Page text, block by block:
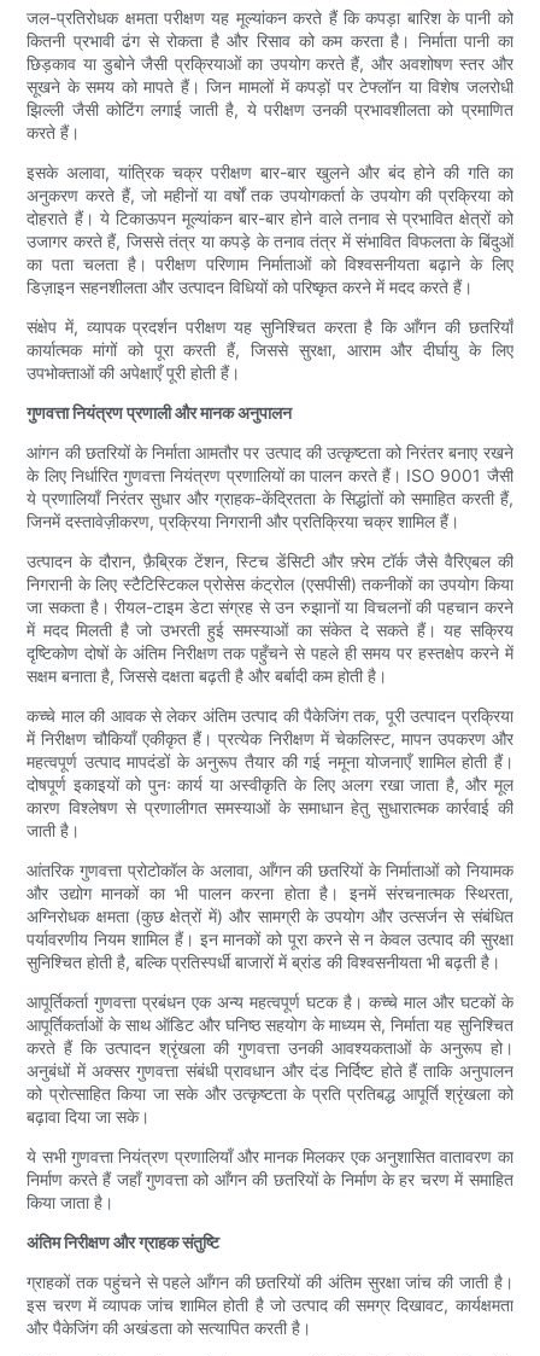
जल-प्रतिरोधक क्षमता परीक्षण यह मूल्यांकन करते हैं कि कपड़ा बारिश के पानी को
कितनी प्रभावी ढंग से रोकता है और रिसाव को कम करता है। निर्माता पानी का
छिड़काव या डुबोने जैसी प्रक्रियाओं का उपयोग करते हैं, और अवशोषण स्तर और
सूखने के समय को मापते हैं। जिन मामलों में कपड़ों पर टेफ्लॉन या विशेष जलरोधी
झिल्ली जैसी कोटिंग लगाई जाती है, ये परीक्षण उनकी प्रभावशीलता को प्रमाणित
करते हैं।
इसके अलावा, यांत्रिक चक्र परीक्षण बार-बार खुलने और बंद होने की गति का
अनुकरण करते हैं, जो महीनों या वर्षों तक उपयोगकर्ता के उपयोग की प्रक्रिया को
दोहराते हैं। ये टिकाऊपन मूल्यांकन बार-बार होने वाले तनाव से प्रभावित क्षेत्रों को
उजागर करते हैं, जिससे तंत्र या कपड़े के तनाव तंत्र में संभावित विफलता के बिंदुओं
का पता चलता है। परीक्षण परिणाम निर्माताओं को विश्वसनीयता बढ़ाने के लिए
डिज़ाइन सहनशीलता और उत्पादन विधियों को परिष्कृत करने में मदद करते हैं।
संक्षेप में, व्यापक प्रदर्शन परीक्षण यह सुनिश्चित करता है कि आँगन की छतरियाँ
कार्यात्मक मांगों को पूरा करती हैं, जिससे सुरक्षा, आराम और दीर्घायु के लिए
उपभोक्ताओं की अपेक्षाएँ पूरी होती हैं।
गुणवत्ता नियंत्रण प्रणाली और मानक अनुपालन
आंगन की छतरियों के निर्माता आमतौर पर उत्पाद की उत्कृष्टता को निरंतर बनाए रखने
के लिए निर्धारित गुणवत्ता नियंत्रण प्रणालियों का पालन करते हैं। ISO 9001 जैसी
ये प्रणालियाँ निरंतर सुधार और ग्राहक-केंद्रितता के सिद्धांतों को समाहित करती हैं,
जिनमें दस्तावेज़ीकरण, प्रक्रिया निगरानी और प्रतिक्रिया चक्र शामिल हैं।
उत्पादन के दौरान, फ़ैब्रिक टेंशन, स्टिच डेंसिटी और फ़्रेम टॉर्क जैसे वैरिएबल की
निगरानी के लिए स्टैटिस्टिकल प्रोसेस कंट्रोल (एसपीसी) तकनीकों का उपयोग किया
जा सकता है। रीयल-टाइम डेटा संग्रह से उन रुझानों या विचलनों की पहचान करने
में मदद मिलती है जो उभरती हुई समस्याओं का संकेत दे सकते हैं। यह सक्रिय
दृष्टिकोण दोषों के अंतिम निरीक्षण तक पहुँचने से पहले ही समय पर हस्तक्षेप करने में
सक्षम बनाता है, जिससे दक्षता बढ़ती है और बर्बादी कम होती है।
कच्चे माल की आवक से लेकर अंतिम उत्पाद की पैकेजिंग तक, पूरी उत्पादन प्रक्रिया
में निरीक्षण चौकियाँ एकीकृत हैं। प्रत्येक निरीक्षण में चेकलिस्ट, मापन उपकरण और
महत्वपूर्ण उत्पाद मापदंडों के अनुरूप तैयार की गई नमूना योजनाएँ शामिल होती हैं।
दोषपूर्ण इकाइयों को पुनः कार्य या अस्वीकृति के लिए अलग रखा जाता है, और मूल
कारण विश्लेषण से प्रणालीगत समस्याओं के समाधान हेतु सुधारात्मक कार्रवाई की
जाती है।
आंतरिक गुणवत्ता प्रोटोकॉल के अलावा, आँगन की छतरियों के निर्माताओं को नियामक
और उद्योग मानकों का भी पालन करना होता है। इनमें संरचनात्मक स्थिरता,
अग्निरोधक क्षमता (कुछ क्षेत्रों में) और सामग्री के उपयोग और उत्सर्जन से संबंधित
पर्यावरणीय नियम शामिल हैं। इन मानकों को पूरा करने से न केवल उत्पाद की सुरक्षा
सुनिश्चित होती है, बल्कि प्रतिस्पर्धी बाजारों में ब्रांड की विश्वसनीयता भी बढ़ती है।
आपूर्तिकर्ता गुणवत्ता प्रबंधन एक अन्य महत्वपूर्ण घटक है। कच्चे माल और घटकों के
आपूर्तिकर्ताओं के साथ ऑडिट और घनिष्ठ सहयोग के माध्यम से, निर्माता यह सुनिश्चित
करते हैं कि उत्पादन श्रृंखला की गुणवत्ता उनकी आवश्यकताओं के अनुरूप हो।
अनुबंधों में अक्सर गुणवत्ता संबंधी प्रावधान और दंड निर्दिष्ट होते हैं ताकि अनुपालन
को प्रोत्साहित किया जा सके और उत्कृष्टता के प्रति प्रतिबद्ध आपूर्ति श्रृंखला को
बढ़ावा दिया जा सके।
ये सभी गुणवत्ता नियंत्रण प्रणालियाँ और मानक मिलकर एक अनुशासित वातावरण का
निर्माण करते हैं जहाँ गुणवत्ता को आँगन की छतरियों के निर्माण के हर चरण में समाहित
किया जाता है।
अंतिम निरीक्षण और ग्राहक संतुष्टि
ग्राहकों तक पहुंचने से पहले आँगन की छतरियों की अंतिम सुरक्षा जांच की जाती है।
इस चरण में व्यापक जांच शामिल होती है जो उत्पाद की समग्र दिखावट, कार्यक्षमता
और पैकेजिंग की अखंडता को सत्यापित करती है।